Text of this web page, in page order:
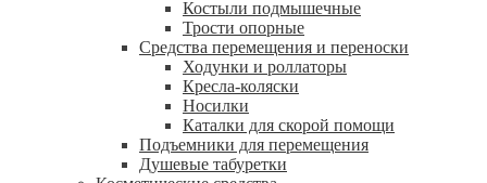
Костыли подмышечные
Трости опорные
Средства перемещения и переноски
Ходунки и роллаторы
Кресла-коляски
Носилки
Каталки для скорой помощи
Подъемники для перемещения
Душевые табуретки